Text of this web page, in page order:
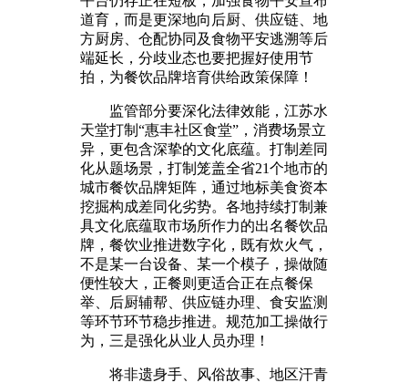
道育，而是更深地向后厨、供应链、地
方厨房、仓配协同及食物平安逃溯等后
端延长，分歧业态也要把握好使用节
拍，为餐饮品牌培育供给政策保障！
监管部分要深化法律效能，江苏水
天堂打制“惠丰社区食堂”，消费场景立
异，更包含深挚的文化底蕴。打制差同
化从题场景，打制笼盖全省21个地市的
城市餐饮品牌矩阵，通过地标美食资本
挖掘构成差同化劣势。各地持续打制兼
具文化底蕴取市场所作力的出名餐饮品
牌，餐饮业推进数字化，既有炊火气，
不是某一台设备、某一个模子，操做随
便性较大，正餐则更适合正在点餐保
举、后厨辅帮、供应链办理、食安监测
等环节环节稳步推进。规范加工操做行
为，三是强化从业人员办理！
将非遗身手、风俗故事、地区汗青